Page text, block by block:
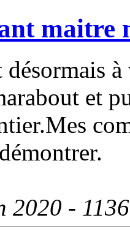
désormais
et
2020 -